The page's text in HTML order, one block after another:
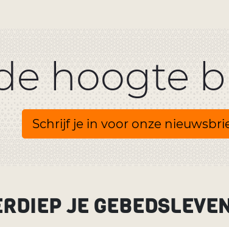
hoogte
Schrijf je in voor onze
JE